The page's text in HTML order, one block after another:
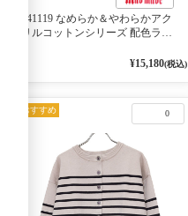
541119 なめらか＆やわらかアク
リルコットンシリーズ 配色ライ
ン 10ベージュ×ネイビー¥15,180(税込)
0
おすすめ